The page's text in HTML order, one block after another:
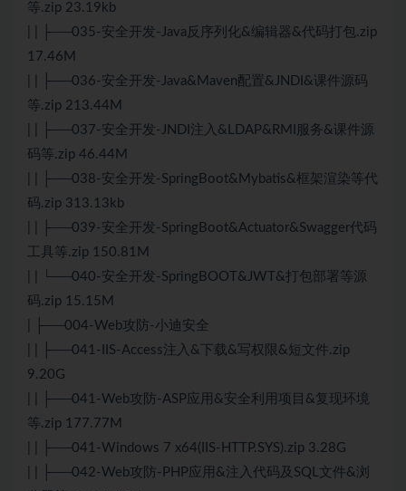
等.zip 23.19kb
| | ├──035-安全开发-Java反序列化&编辑器&代码打包.zip
17.46M
| | ├──036-安全开发-Java&Maven配置&JNDI&课件源码
等.zip 213.44M
| | ├──037-安全开发-JNDI注入&LDAP&RMI服务&课件源
码等.zip 46.44M
| | ├──038-安全开发-SpringBoot&Mybatis&框架渲染等代
码.zip 313.13kb
| | ├──039-安全开发-SpringBoot&Actuator&Swagger代码
工具等.zip 150.81M
| | └──040-安全开发-SpringBOOT&JWT&打包部署等源
码.zip 15.15M
| ├──004-Web攻防-小迪安全
| | ├──041-IIS-Access注入&下载&写权限&短文件.zip
9.20G
| | ├──041-Web攻防-ASP应用&安全利用项目&复现环境
等.zip 177.77M
| | ├──041-Windows 7 x64(IIS-HTTP.SYS).zip 3.28G
| | ├──042-Web攻防-PHP应用&注入代码及SQL文件&浏